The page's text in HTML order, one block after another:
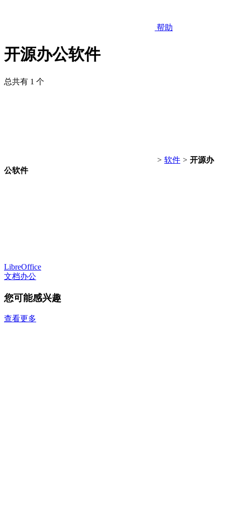
帮助
开源办公软件
总共有 1 个
> 软件 > 开源办
公软件
LibreOffice
文档办公
您可能感兴趣
查看更多